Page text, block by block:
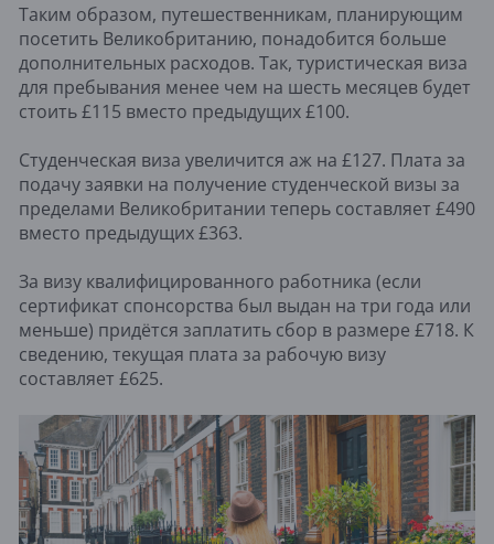
Таким образом, путешественникам, планирующим
посетить Великобританию, понадобится больше
дополнительных расходов. Так, туристическая виза
для пребывания менее чем на шесть месяцев будет
стоить £115 вместо предыдущих £100.
Студенческая виза увеличится аж на £127. Плата за
подачу заявки на получение студенческой визы за
пределами Великобритании теперь составляет £490
вместо предыдущих £363.
За визу квалифицированного работника (если
сертификат спонсорства был выдан на три года или
меньше) придётся заплатить сбор в размере £718. К
сведению, текущая плата за рабочую визу
составляет £625.